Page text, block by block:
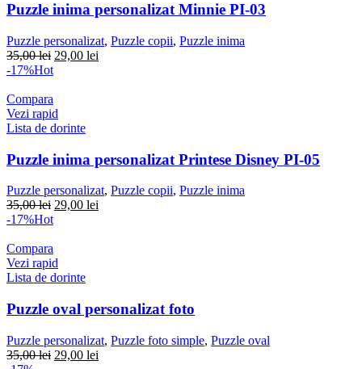
Puzzle inima personalizat Minnie PI-03
Puzzle personalizat, Puzzle copii, Puzzle inima
35,00lei Prețul
35,00 lei.
29,00 lei
-17%Hot
Compara
Vezi rapid
Lista de dorinte
Puzzle inima personalizat Printese Disney PI-05
Puzzle personalizat, Puzzle copii, Puzzle inima
35,00lei Prețul
35,00 lei.
29,00 lei
-17%Hot
Compara
Vezi rapid
Lista de dorinte
Puzzle oval personalizat foto
Puzzle personalizat, Puzzle foto simple, Puzzle oval
35,00lei Prețul
29,00 lei